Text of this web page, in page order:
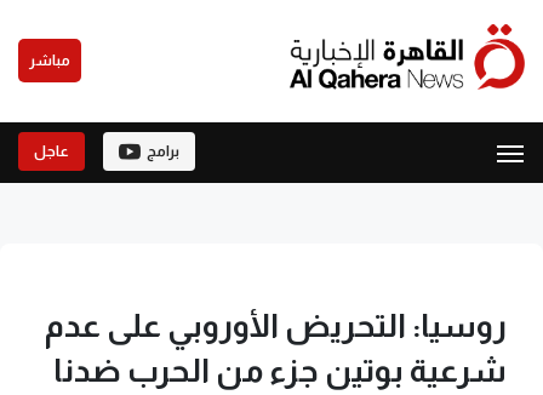
مباشر
برامج عاجل
روسيا: التحريض الأوروبي على عدم
شرعية بوتين جزء من الحرب ضدنا